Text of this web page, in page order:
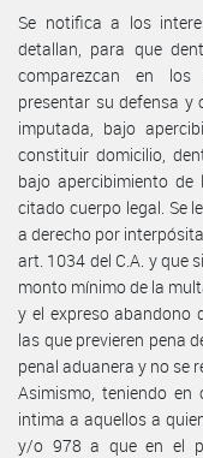
Se notifica a los
detallan, para que
comparezcan en los
presentar su defensa y
imputada, bajo
constituir domicilio,
bajo apercibimiento
citado cuerpo legal. Se
a derecho por
art. 1034 del C.A. y que
monto mínimo de la
y el expreso abandono
las que previeren pena
penal aduanera y no se
Asimismo, teniendo
intima a aquellos a
y/o 978 a que en el